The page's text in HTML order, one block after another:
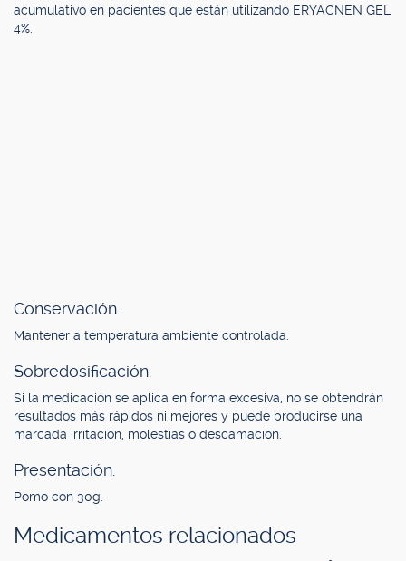
acumulativo en pacientes que están utilizando ERYACNEN GEL
4%.
Conservación.
Mantener a temperatura ambiente controlada.
Sobredosificación.
Si la medicación se aplica en forma excesiva, no se obtendrán
resultados más rápidos ni mejores y puede producirse una
marcada irritación, molestias o descamación.
Presentación.
Pomo con 30g.
Medicamentos relacionados